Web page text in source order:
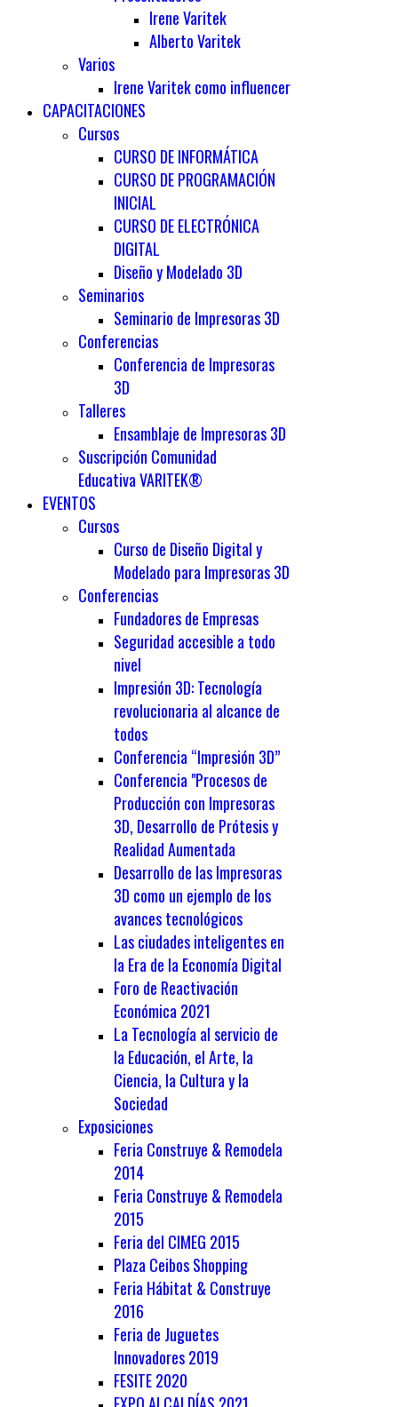
Irene Varitek
Alberto Varitek
Varios
Irene Varitek como influencer
CAPACITACIONES
Cursos
CURSO DE INFORMÁTICA
CURSO DE PROGRAMACIÓN
INICIAL
CURSO DE ELECTRÓNICA
DIGITAL
Diseño y Modelado 3D
Seminarios
Seminario de Impresoras 3D
Conferencias
Conferencia de Impresoras
3D
Talleres
Ensamblaje de Impresoras 3D
Suscripción Comunidad
Educativa VARITEK®
EVENTOS
Cursos
Curso de Diseño Digital y
Modelado para Impresoras 3D
Conferencias
Fundadores de Empresas
Seguridad accesible a todo
nivel
Impresión 3D: Tecnología
revolucionaria al alcance de
todos
Conferencia “Impresión 3D”
Conferencia "Procesos de
Producción con Impresoras
3D, Desarrollo de Prótesis y
Realidad Aumentada
Desarrollo de las Impresoras
3D como un ejemplo de los
avances tecnológicos
Las ciudades inteligentes en
la Era de la Economía Digital
Foro de Reactivación
Económica 2021
La Tecnología al servicio de
la Educación, el Arte, la
Ciencia, la Cultura y la
Sociedad
Exposiciones
Feria Construye & Remodela
2014
Feria Construye & Remodela
2015
Feria del CIMEG 2015
Plaza Ceibos Shopping
Feria Hábitat & Construye
2016
Feria de Juguetes
Innovadores 2019
FESITE 2020